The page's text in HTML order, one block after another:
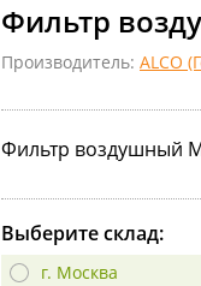
Фильтр
Производитель: ALCO
Фильтр воздушный
Выберите склад:
г. Москва